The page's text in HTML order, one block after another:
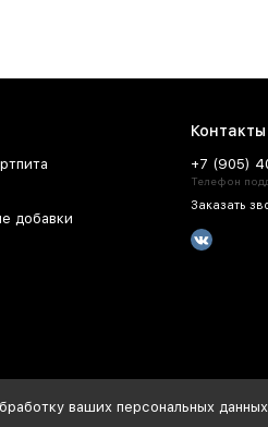
добавки
Контакты
+7 (905)
Телефон
Заказать
ваших персональных